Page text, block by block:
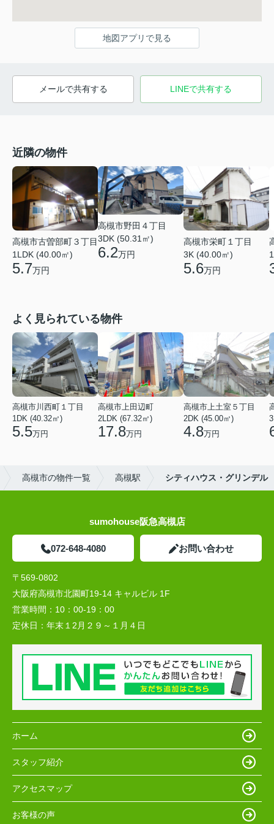
地図アプリで見る
メールで共有する LINEで共有する
近隣の物件
高槻市古曽部町３丁目
1LDK (40.00㎡)
5.7万円
高槻市野田４丁目
3DK (50.31㎡)
6.2万円
高槻市栄町１丁目
3K (40.00㎡)
5.6万円
よく見られている物件
高槻市川西町１丁目
1DK (40.32㎡)
5.5万円
高槻市上田辺町
2LDK (67.32㎡)
17.8万円
高槻市上土室５丁目
2DK (45.00㎡)
4.8万円
高槻市の物件一覧 高槻駅 シティハウス・グリンデル
sumohouse阪急高槻店
072-648-4080 お問い合わせ
〒569-0802
大阪府高槻市北園町19-14 キャルビル 1F
営業時間： 10：00-19：00
定休日： 年末１2月２９～１月４日
ホーム
スタッフ紹介
アクセスマップ
お客様の声